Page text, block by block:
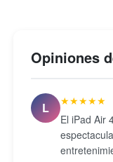
Opiniones
L
★★★★★
El iPad Air